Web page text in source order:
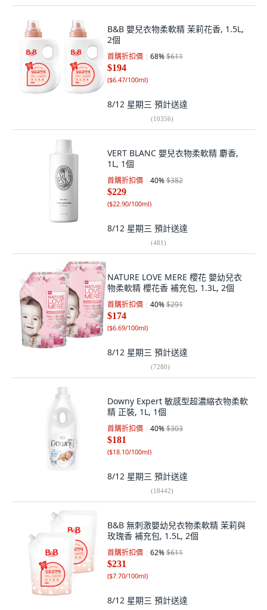
B&B 嬰兒衣物柔軟精 茉莉花香, 1.5L,
2個
首購折扣價 68%$611
$194
($6.47/100ml)
8/12 星期三 預計送達
(10356)
VERT BLANC 嬰兒衣物柔軟精 麝香,
1L, 1個
首購折扣價 40%$382
$229
($22.90/100ml)
8/12 星期三 預計送達
(481)
NATURE LOVE MERE 櫻花 嬰幼兒衣
物柔軟精 櫻花香 補充包, 1.3L, 2個
首購折扣價 40%$291
$174
($6.69/100ml)
8/12 星期三 預計送達
(7280)
Downy Expert 敏感型超濃縮衣物柔軟
精 正裝, 1L, 1個
首購折扣價 40%$303
$181
($18.10/100ml)
8/12 星期三 預計送達
(18442)
B&B 無刺激嬰幼兒衣物柔軟精 茉莉與
玫瑰香 補充包, 1.5L, 2個
首購折扣價 62%$611
$231
($7.70/100ml)
8/12 星期三 預計送達